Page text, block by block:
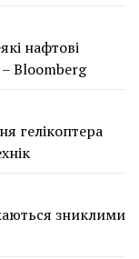
нафтові
Bloomberg
гелікоптера
зниклими